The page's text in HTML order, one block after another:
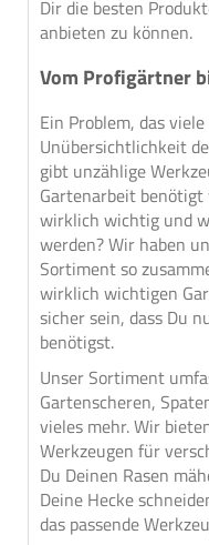
Dir die besten
anbieten zu können.
Vom Profigärtner
Ein Problem, das
Unübersichtlichkeit
gibt unzählige
Gartenarbeit benötigt
wirklich wichtig und
werden? Wir haben
Sortiment so
wirklich wichtigen
sicher sein, dass Du
benötigst.
Unser Sortiment
Gartenscheren,
vieles mehr. Wir
Werkzeugen für
Du Deinen Rasen
Deine Hecke
das passende